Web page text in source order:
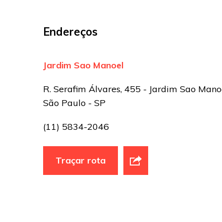
Endereços
Jardim Sao Manoel
R. Serafim Álvares, 455 - Jardim Sao
São Paulo - SP
(11) 5834-2046
Traçar rota